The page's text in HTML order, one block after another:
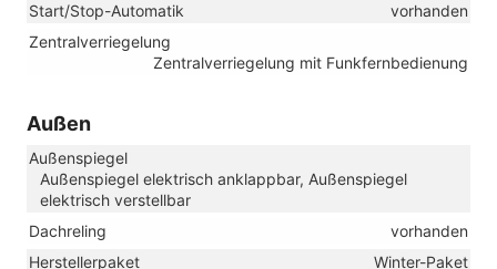
Start/Stop-Automatik
vorhanden
Zentralverriegelung
Zentralverriegelung mit Funkfernbedienung
Außen
Außenspiegel
Außenspiegel elektrisch anklappbar, Außenspiegel
elektrisch verstellbar
Dachreling
vorhanden
Herstellerpaket
Winter-Paket